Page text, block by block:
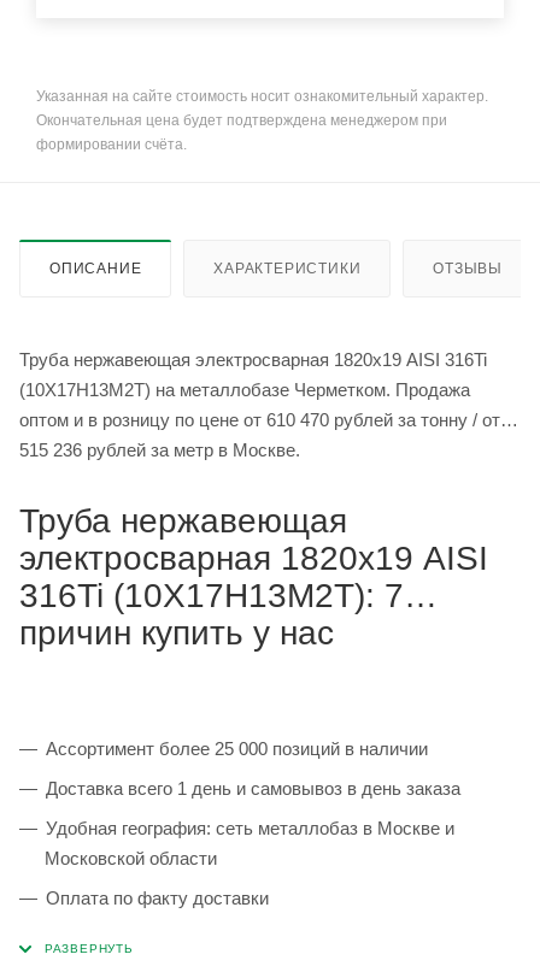
Указанная на сайте стоимость носит ознакомительный характер.
Окончательная цена будет подтверждена менеджером при
формировании счёта.
ОПИСАНИЕ ХАРАКТЕРИСТИКИ ОТЗЫВЫ
Труба нержавеющая электросварная 1820х19 AISI 316Ti
(10Х17Н13М2Т) на металлобазе Черметком. Продажа
оптом и в розницу по цене от 610 470 рублей за тонну / от
515 236 рублей за метр в Москве.
Труба нержавеющая
электросварная 1820х19 AISI
316Ti (10Х17Н13М2Т): 7
причин купить у нас
Ассортимент более 25 000 позиций в наличии
Доставка всего 1 день и самовывоз в день заказа
Удобная география: сеть металлобаз в Москве и
Московской области
Оплата по факту доставки